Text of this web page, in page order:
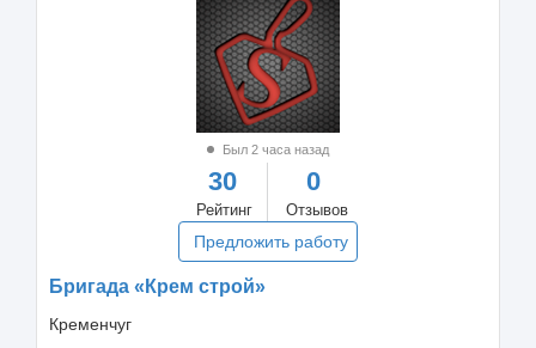
Был 2 часа назад
30
Рейтинг
0
Отзывов
Предложить работу
Бригада «Крем строй»
Кременчуг